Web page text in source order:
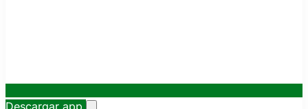
Descargar app